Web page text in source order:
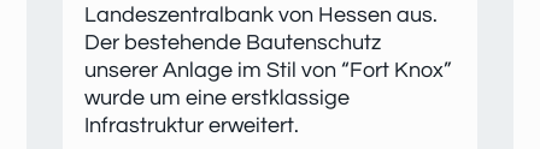
Landeszentralbank von Hessen aus.
Der bestehende Bautenschutz
unserer Anlage im Stil von “Fort Knox”
wurde um eine erstklassige
Infrastruktur erweitert.